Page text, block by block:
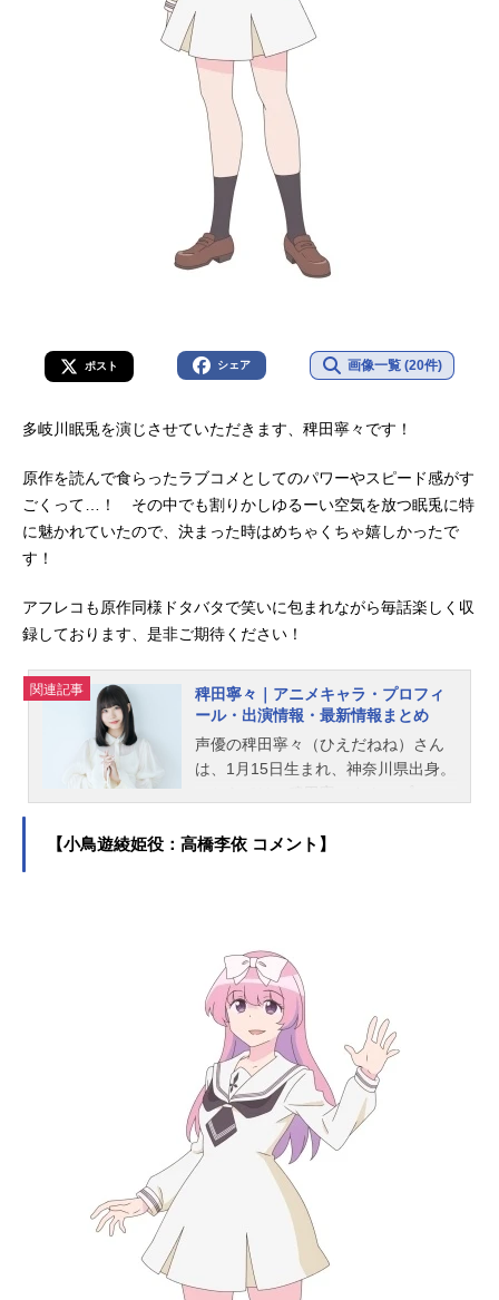
ポスト シェア 画像一覧 (20件)
多岐川眠兎を演じさせていただきます、稗田寧々です！
原作を読んで食らったラブコメとしてのパワーやスピード感がす
ごくって…！ その中でも割りかしゆるーい空気を放つ眠兎に特
に魅かれていたので、決まった時はめちゃくちゃ嬉しかったで
す！
アフレコも原作同様ドタバタで笑いに包まれながら毎話楽しく収
録しております、是非ご期待ください！
関連記事
稗田寧々｜アニメキャラ・プロフィ
ール・出演情報・最新情報まとめ
声優の稗田寧々（ひえだねね）さん
は、1月15日生まれ、神奈川県出身。
【小鳥遊綾姫役：高橋李依 コメント】